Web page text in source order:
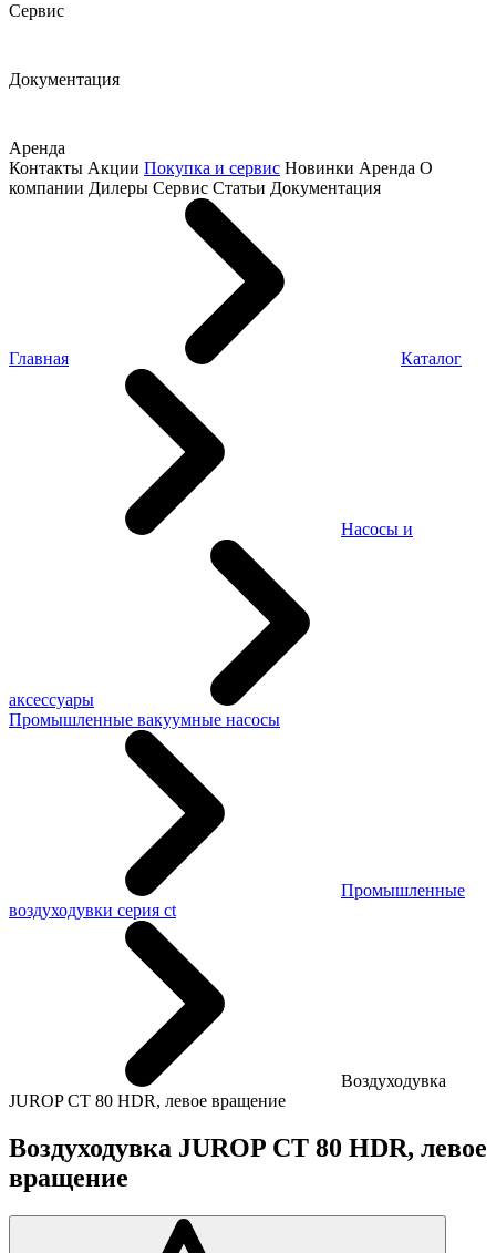
Сервис
Документация
Аренда
Контакты Акции Покупка и сервис Новинки Аренда О
компании Дилеры Сервис Статьи Документация
Главная Каталог
Насосы и
аксессуары
Промышленные вакуумные насосы
Промышленные
воздуходувки серия ct
Воздуходувка
JUROP CT 80 HDR, левое вращение
Воздуходувка JUROP CT 80 HDR, левое
вращение